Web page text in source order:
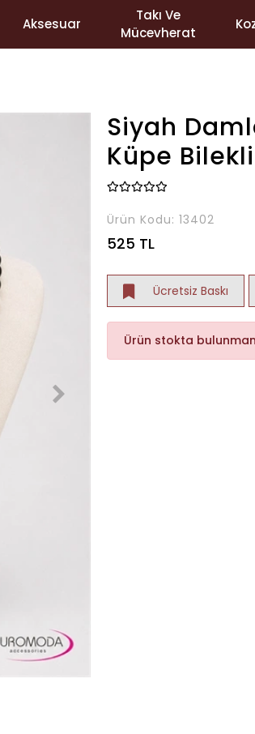
Aksesuar
Takı Ve
Mücevherat
Siyah
Küpe
Ürün Kodu: 13402
525 TL
Ücretsiz Baskı
Ürün stokta